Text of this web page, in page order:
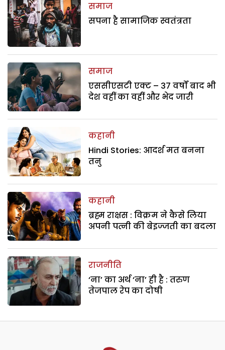
समाज
सपना है सामाजिक स्वतंत्रता
समाज
एससीएसटी एक्ट – 37 वर्षों बाद भी
देश वहीं का वहीं और भेद जारी
कहानी
Hindi Stories: आदर्श मत बनना
तनु
कहानी
ब्रह्म राक्षस : विक्रम ने कैसे लिया
अपनी पत्नी की बेइज्जती का बदला
राजनीति
‘ना’ का अर्थ ‘ना’ ही है : तरुण
तेजपाल रेप का दोषी